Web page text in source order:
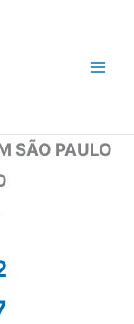
SÃO PAULO